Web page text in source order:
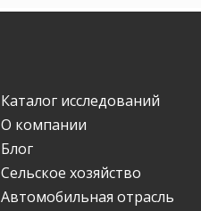
Каталог исследований
О компании
Блог
Сельское хозяйство
Автомобильная отрасль